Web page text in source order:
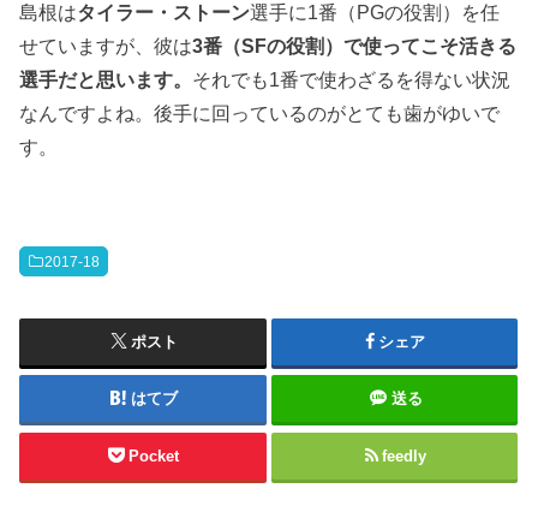
島根はタイラー・ストーン選手に1番（PGの役割）を任
せていますが、彼は3番（SFの役割）で使ってこそ活きる
選手だと思います。 それでも1番で使わざるを得ない状況
なんですよね。後手に回っているのがとても歯がゆいで
す。
2017-18
ポスト シェア
はてブ 送る
Pocket feedly